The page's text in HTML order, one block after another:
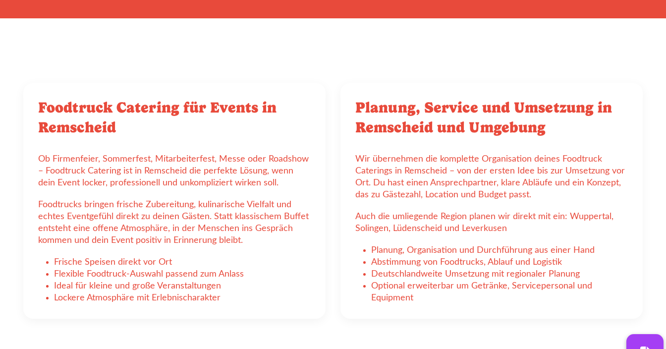
Foodtruck Catering für Events in
Remscheid
Ob Firmenfeier, Sommerfest, Mitarbeiterfest, Messe oder Roadshow
– Foodtruck Catering ist in Remscheid die perfekte Lösung, wenn
dein Event locker, professionell und unkompliziert wirken soll.
Foodtrucks bringen frische Zubereitung, kulinarische Vielfalt und
echtes Eventgefühl direkt zu deinen Gästen. Statt klassischem Buffet
entsteht eine offene Atmosphäre, in der Menschen ins Gespräch
kommen und dein Event positiv in Erinnerung bleibt.
Frische Speisen direkt vor Ort
Flexible Foodtruck-Auswahl passend zum Anlass
Ideal für kleine und große Veranstaltungen
Lockere Atmosphäre mit Erlebnischarakter
Planung, Service und Umsetzung in
Remscheid und Umgebung
Wir übernehmen die komplette Organisation deines Foodtruck
Caterings in Remscheid – von der ersten Idee bis zur Umsetzung vor
Ort. Du hast einen Ansprechpartner, klare Abläufe und ein Konzept,
das zu Gästezahl, Location und Budget passt.
Auch die umliegende Region planen wir direkt mit ein: Wuppertal,
Solingen, Lüdenscheid und Leverkusen
Planung, Organisation und Durchführung aus einer Hand
Abstimmung von Foodtrucks, Ablauf und Logistik
Deutschlandweite Umsetzung mit regionaler Planung
Optional erweiterbar um Getränke, Servicepersonal und
Equipment